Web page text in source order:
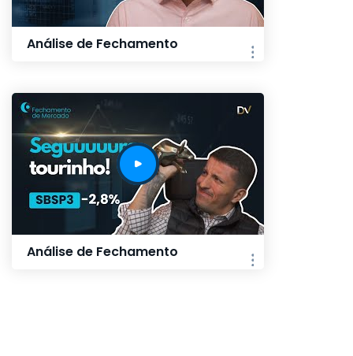
Análise de Fechamento
Análise de Fechamento